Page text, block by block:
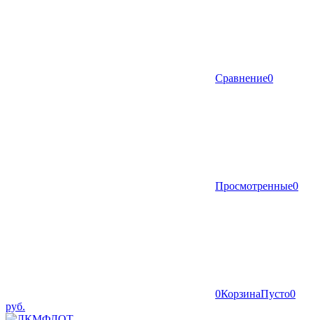
Сравнение0
Просмотренные0
0КорзинаПусто0
руб.